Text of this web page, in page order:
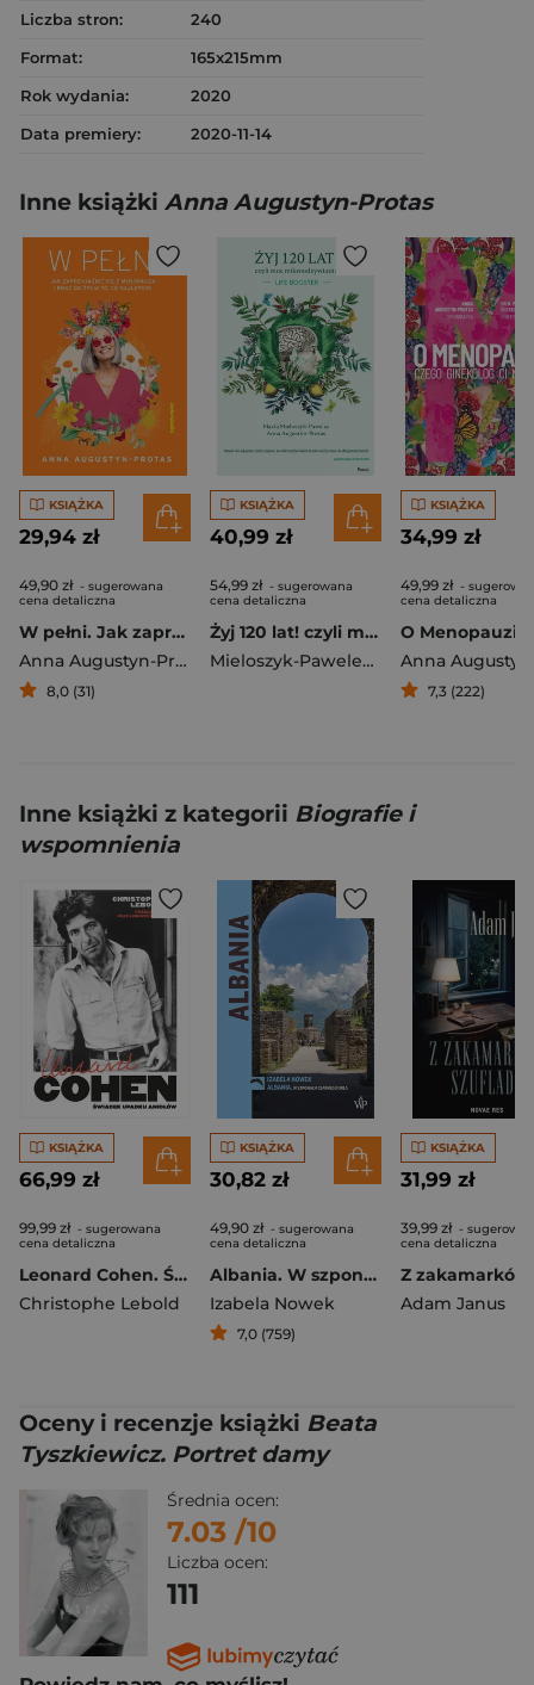
Liczba stron:
240
Format:
165x215mm
Rok wydania:
2020
Data premiery:
2020-11-14
Inne książki Anna Augustyn-Protas
KSIĄŻKA
29,94 zł
49,90 zł - sugerowana
cena detaliczna
W pełni. Jak zaprzyjaźnić się z menopauzą i brać od życia to, co najlepsze
Anna Augustyn-Protas
8,0 (31)
KSIĄŻKA
40,99 zł
54,99 zł - sugerowana
cena detaliczna
Żyj 120 lat! czyli moc mikroodżywiania
Mieloszyk-Pawelec Marta
,Anna
KSIĄŻKA
34,99 zł
49,99 zł -
cena detaliczna
7,3 (222)
Inne książki z kategorii Biografie i
wspomnienia
KSIĄŻKA
66,99 zł
99,99 zł - sugerowana
cena detaliczna
Leonard Cohen. Świadek upadku aniołów
Christophe Lebold
KSIĄŻKA
30,82 zł
49,90 zł - sugerowana
cena detaliczna
Albania. W szponach czarnego orła
Izabela Nowek
7,0 (759)
KSIĄŻKA
31,99 zł
39,99 zł -
cena detaliczna
Adam Janus
Oceny i recenzje książki Beata
Tyszkiewicz. Portret damy
Średnia ocen:
7.03 /10
Liczba ocen:
111